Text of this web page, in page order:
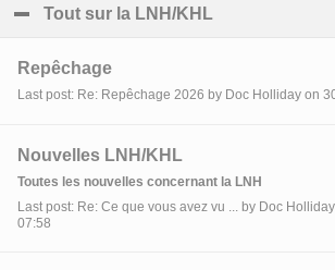
Tout sur la LNH/KHL
Repêchage
Last post: Re: Repêchage 2026 by Doc Holliday on
Nouvelles LNH/KHL
Toutes les nouvelles concernant la LNH
Last post: Re: Ce que vous avez vu ... by Doc
07:58